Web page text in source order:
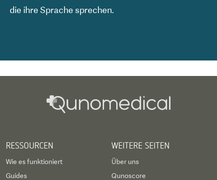
die ihre Sprache sprechen.
RESSOURCEN
Wie es funktioniert
Guides
WEITERE SEITEN
Über uns
Qunoscore